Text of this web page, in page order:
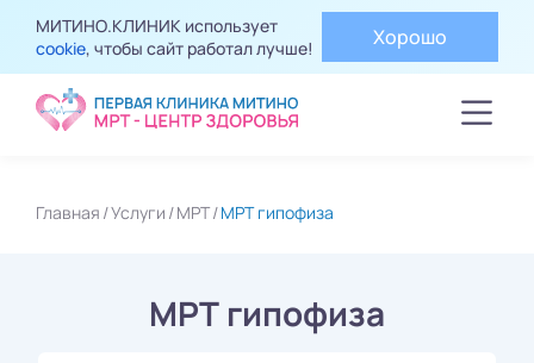
МИТИНО.КЛИНИК использует
cookie, чтобы сайт работал лучше! Хорошо
Главная Услуги МРТ МРТ гипофиза
МРТ гипофиза